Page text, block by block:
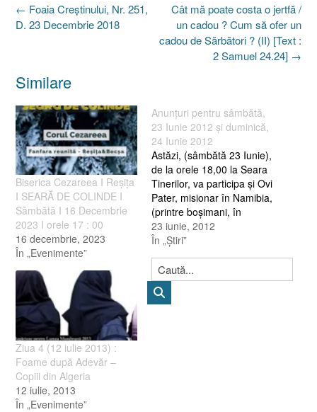
Post
navigation
Cât mă poate costa o jertfă /
un cadou ? Cum să ofer un
cadou de Sărbători ? (II) [Text :
2 Samuel 24.24] →
← Foaia Creştinului, Nr. 251,
D. 23 Decembrie 2018
Similare
Biserica Cezareea I Reșița
I SEARĂ DE COLINDE I
Sâmbătă I 16 Decembrie
2023 I orele 17 : 00
16 decembrie, 2023
În „Evenimente”
Anunţuri pentru sâmbătă,
23 Iunie 2012 şi duminică,
24 Iunie 2012
Astăzi, (sâmbătă 23 Iunie),
de la orele 18,00 la Seara
Tinerilor, va participa şi Ovi
Pater, misionar în Namibia,
(printre boşimani, în
Kalahari; detalii despre
misiune,
pe http://kalaharinewhope.ro/).
Programul va fi transmis
Live. Mâine, duminică 24
Iunie 2012, Ovi va
23 iunie, 2012
În „Ştiri”
Ziua 4 (12 iulie 2013) :
Foame după Adevăr –
Copiii din Algeria
12 iulie, 2013
În „Evenimente”